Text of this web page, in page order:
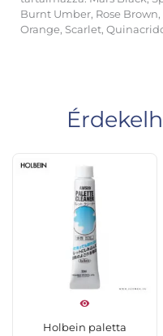
Burnt Umber, Rose
Orange, Scarlet,
Holbein paletta